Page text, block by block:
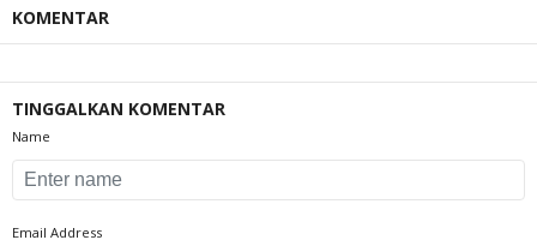
KOMENTAR
TINGGALKAN KOMENTAR
Name
Email Address